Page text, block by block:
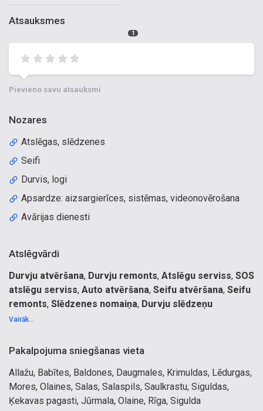
Atsauksmes
1
Pievieno savu atsauksmi
Nozares
Atslēgas, slēdzenes
Seifi
Durvis, logi
Apsardze: aizsargierīces, sistēmas, videonovērošana
Avārijas dienesti
Atslēgvārdi
Durvju atvēršana, Durvju remonts, Atslēgu serviss, SOS
atslēgu serviss, Auto atvēršana, Seifu atvēršana, Seifu
remonts, Slēdzenes nomaiņa, Durvju slēdzeņu
remonts
Rīga,Durvju atmūķēšana.
metāla, dzelzs durvju, auto bagāžnieku, garāžu, vārtu,
dzīvoklim, privātmājai, jebkuras durvis, atvērs, atmūķēs
salabos, saremontēs, saudzīga. Seifi, atslēgas, atslēgu,
Vairāk...
Pakalpojuma sniegšanas vieta
Allažu, Babītes, Baldones, Daugmales, Krimuldas, Lēdurgas,
Mores, Olaines, Salas, Salaspils, Saulkrastu, Siguldas,
Ķekavas pagasti, Jūrmala, Olaine, Rīga, Sigulda